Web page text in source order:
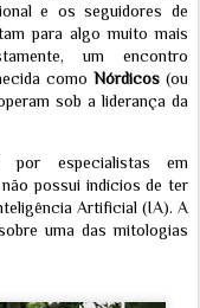
e os seguidores de
para algo muito mais
um encontro
como Nórdicos(ou
sob a liderança da
por especialistas em
possui indícios de ter
Artificial (IA). A
uma das mitologias